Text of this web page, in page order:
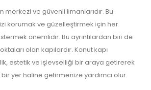
merkezi ve güvenli limanlarıdır. Bu
korumak ve güzelleştirmek için her
önemlidir. Bu ayrıntılardan biri de
olan kapılardır. Konut kapı
estetik ve işlevselliği bir araya getirerek
yer haline getirmenize yardımcı olur.